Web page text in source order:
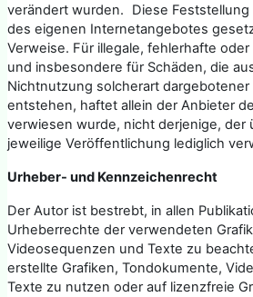
verändert wurden. Diese Feststellung
des eigenen Internetangebotes
Verweise. Für illegale, fehlerhafte
und insbesondere für Schäden, die
Nichtnutzung solcherart
entstehen, haftet allein der Anbieter
verwiesen wurde, nicht derjenige, der
jeweilige Veröffentlichung lediglich
Urheber- und Kennzeichenrecht
Der Autor ist bestrebt, in allen
Urheberrechte der verwendeten
Videosequenzen und Texte zu
erstellte Grafiken, Tondokumente,
Texte zu nutzen oder auf lizenzfreie